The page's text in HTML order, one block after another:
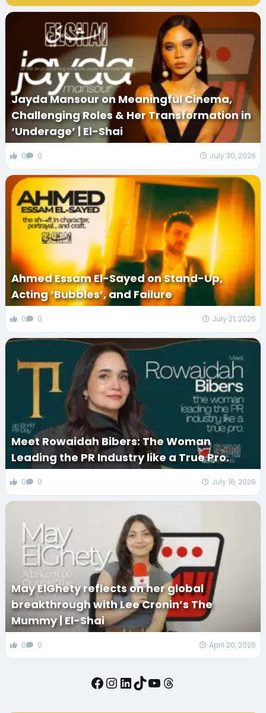
Jayda Mansour on Meaningful Cinema,
Challenging Roles & Her Transformation in
‘Underage’ | El-Shai
0 0 July 30, 2026
Ahmed Essam El-Sayed on Stand-Up,
Acting ‘Bubbles’, and Failure
0 0 July 21, 2026
Meet Rowaidah Bibers: The Woman
Leading the PR Industry like a True Pro.
0 0 July 16, 2026
May ElGhety reflects on her global
breakthrough with Lee Cronin’s The
Mummy | El-Shai
0 0 April 20, 2026
Facebook
Instagram
LinkedIn
TikTok
YouTube
Threads